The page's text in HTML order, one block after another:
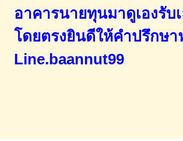
อาคารนายทุนมาดูเองรับ
โดยตรงยินดีให้คำปรึกษา
Line.baannut99